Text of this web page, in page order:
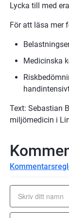
Lycka till med
För att läsa mer
Medicinska
Text: Sebastian
miljömedicin i